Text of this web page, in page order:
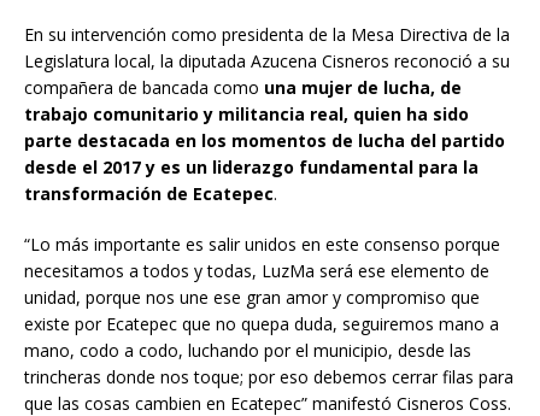
En su intervención como presidenta de la Mesa Directiva de la
Legislatura local, la diputada Azucena Cisneros reconoció a su
compañera de bancada como una mujer de lucha, de
trabajo comunitario y militancia real, quien ha sido
parte destacada en los momentos de lucha del partido
desde el 2017 y es un liderazgo fundamental para la
transformación de Ecatepec.
“Lo más importante es salir unidos en este consenso porque
necesitamos a todos y todas, LuzMa será ese elemento de
unidad, porque nos une ese gran amor y compromiso que
existe por Ecatepec que no quepa duda, seguiremos mano a
mano, codo a codo, luchando por el municipio, desde las
trincheras donde nos toque; por eso debemos cerrar filas para
que las cosas cambien en Ecatepec” manifestó Cisneros Coss.